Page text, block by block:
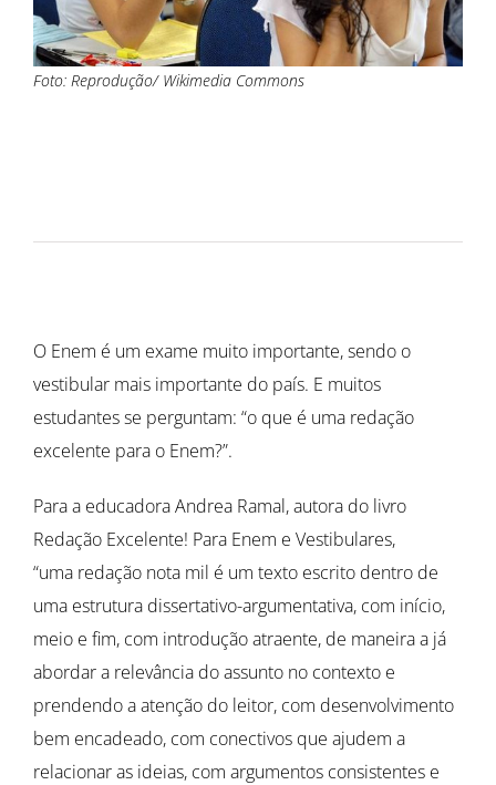
Foto: Reprodução/ Wikimedia Commons
O Enem é um exame muito importante, sendo o
vestibular mais importante do país. E muitos
estudantes se perguntam: “o que é uma redação
excelente para o Enem?”.
Para a educadora Andrea Ramal, autora do livro
Redação Excelente! Para Enem e Vestibulares,
“uma redação nota mil é um texto escrito dentro de
uma estrutura dissertativo-argumentativa, com início,
meio e fim, com introdução atraente, de maneira a já
abordar a relevância do assunto no contexto e
prendendo a atenção do leitor, com desenvolvimento
bem encadeado, com conectivos que ajudem a
relacionar as ideias, com argumentos consistentes e